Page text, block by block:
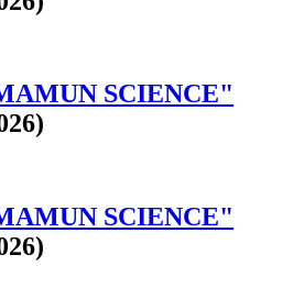
SCIENCE"
SCIENCE"